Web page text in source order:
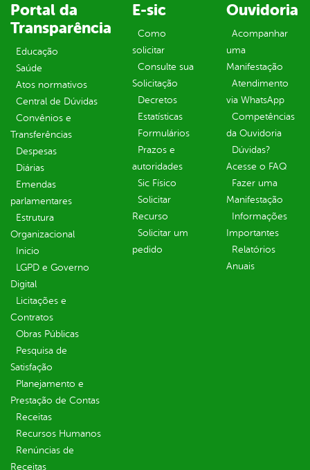
Portal da
Transparência
Educação
Saúde
Atos normativos
Central de Dúvidas
Convênios e
Transferências
Despesas
Diárias
Emendas
parlamentares
Estrutura
Organizacional
Inicio
LGPD e Governo
Digital
Licitações e
Contratos
Obras Públicas
Pesquisa de
Satisfação
Planejamento e
Prestação de Contas
Receitas
Recursos Humanos
Renúncias de
Receitas
E-sic
Como
solicitar
Consulte sua
Solicitação
Decretos
Estatísticas
Formulários
Prazos e
autoridades
Sic Físico
Solicitar
Recurso
Solicitar um
pedido
Ouvidoria
Acompanhar
uma
Manifestação
Atendimento
via WhatsApp
Competências
da Ouvidoria
Dúvidas?
Acesse o FAQ
Fazer uma
Manifestação
Informações
Importantes
Relatórios
Anuais